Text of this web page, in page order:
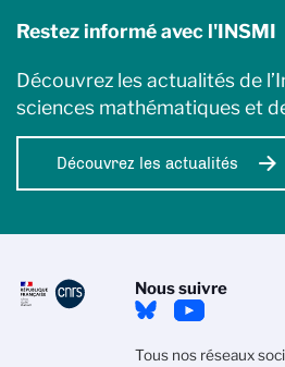
Restez informé avec l'INSMI
Découvrez les actualités de
sciences mathématiques et
Découvrez les actualités
Nous suivre
Tous nos réseaux